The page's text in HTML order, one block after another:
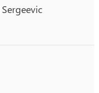
Sergeevic